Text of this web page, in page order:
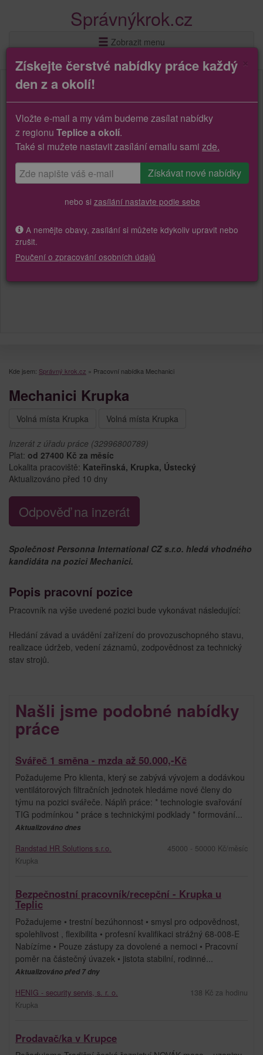
Správnýkrok.cz
Zobrazit menu
Kde jsem: Správný krok.cz » Pracovní nabídka Mechanici
Mechanici Krupka
Volná místa Krupka Volná místa Krupka
Inzerát z úřadu práce (32996800789)
Plat: od 27400 Kč za měsíc
Lokalita pracoviště: Kateřinská, Krupka, Ústecký
Aktualizováno před 10 dny
Odpověď na inzerát
Společnost Personna International CZ s.r.o. hledá vhodného
kandidáta na pozici Mechanici.
Popis pracovní pozice
Pracovník na výše uvedené pozici bude vykonávat následující:
Hledání závad a uvádění zařízení do provozuschopného stavu,
realizace údržeb, vedení záznamů, zodpovědnost za technický
stav strojů.
Našli jsme podobné nabídky
práce
Svářeč 1 směna - mzda až 50.000,-Kč
Požadujeme Pro klienta, který se zabývá vývojem a dodávkou
ventilátorových filtračních jednotek hledáme nové členy do
týmu na pozici svářeče. Náplň práce: * technologie svařování
TIG podmínkou * práce s technickými podklady * formování...
Aktualizováno dnes
Randstad HR Solutions s.r.o.
Krupka
45000 - 50000 Kč/měsíc
Bezpečnostní pracovník/recepční - Krupka u
Teplic
Požadujeme • trestní bezúhonnost • smysl pro odpovědnost,
spolehlivost , flexibilita • profesní kvalifikaci strážný 68-008-E
Nabízíme • Pouze zástupy za dovolené a nemoci • Pracovní
poměr na částečný úvazek • jistota stabilní, rodinné...
Aktualizováno před 7 dny
HENIG - security servis, s. r. o.
Krupka
138 Kč za hodinu
Prodavač/ka v Krupce
Získejte čerstvé nabídky práce každý
den z a okolí!
Vložte e-mail a my vám budeme zasílat nabídky
z regionu Teplice a okolí.
Také si mužete nastavit zasílání emailu sami zde.
nebo si zasílání nastavte podle sebe
A nemějte obavy, zasílání si můžete kdykoliv upravit nebo
zrušit.
Poučení o zpracování osobních údajů